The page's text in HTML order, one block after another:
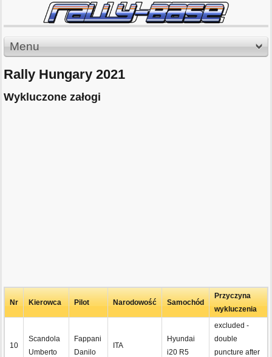
Menu
Rally Hungary 2021
Wykluczone załogi
Nr Kierowca Pilot Narodowość Samochód
Przyczyna
wykluczenia
10
Scandola
Umberto
Fappani
Danilo
ITA
Hyundai
i20 R5
excluded -
double
puncture after